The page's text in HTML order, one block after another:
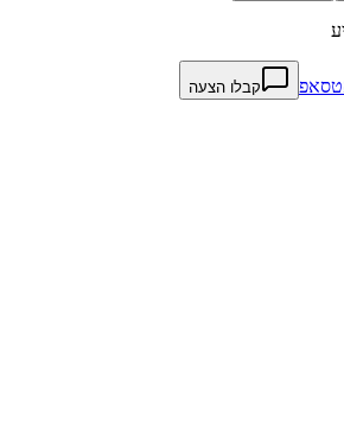
קבלו הצעה